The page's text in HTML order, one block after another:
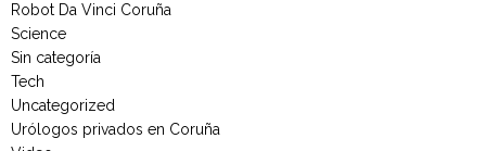
Robot Da Vinci Coruña
Science
Sin categoría
Tech
Uncategorized
Urólogos privados en Coruña